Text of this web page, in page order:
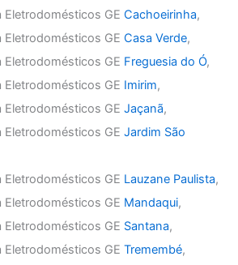
Eletrodomésticos GECachoeirinha,
Eletrodomésticos GECasa Verde,
Eletrodomésticos GE Freguesia do Ó,
Eletrodomésticos GE Imirim,
Eletrodomésticos GEJaçanã,
Eletrodomésticos GEJardim São
Eletrodomésticos GE Lauzane Paulista,
Eletrodomésticos GE Mandaqui,
Eletrodomésticos GE Santana,
Eletrodomésticos GETremembé,